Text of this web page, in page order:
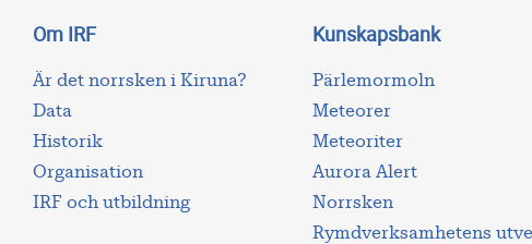
Om IRF
Är det norrsken i Kiruna?
Data
Historik
Organisation
IRF och utbildning
Kunskapsbank
Pärlemormoln
Meteorer
Meteoriter
Aurora Alert
Norrsken
Rymdverksamhetens